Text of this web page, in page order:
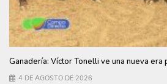
Ganadería: Víctor Tonelli ve una nueva
4 DE AGOSTO DE 2026